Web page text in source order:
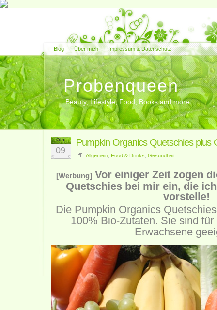
Blog Über mich Impressum & Datenschutz
Probenqueen
Beauty, Lifestyle, Food, Books and more
Okt.
09
Pumpkin Organics Quetschies plus
Allgemein Food & Drinks Gesundheit
[Werbung] Vor einiger Zeit zogen
Quetschies bei mir ein, die
vorstelle!
Die Pumpkin Organics
100% Bio-Zutaten. Sie sind
Erwachsene